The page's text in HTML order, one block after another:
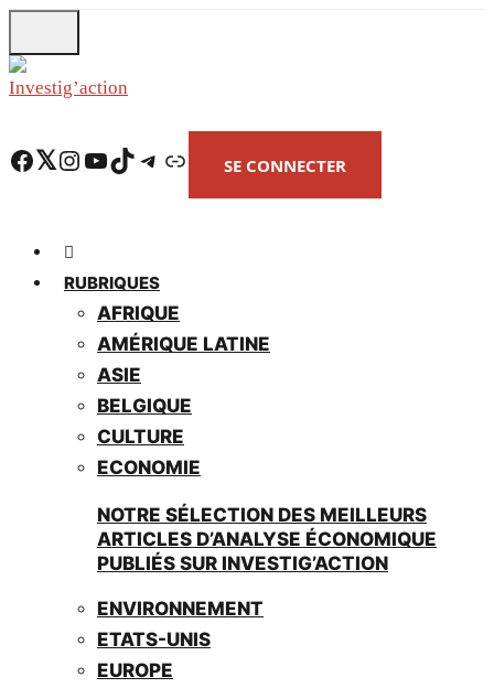
to
main
Facebook Twitter Instagram YouTube TikTok Telegram Lien SE CONNECTER
RUBRIQUES
AFRIQUE
AMÉRIQUE LATINE
ASIE
BELGIQUE
CULTURE
ECONOMIE
NOTRE SÉLECTION DES MEILLEURS
ARTICLES D’ANALYSE ÉCONOMIQUE
PUBLIÉS SUR INVESTIG’ACTION
ENVIRONNEMENT
ETATS-UNIS
EUROPE